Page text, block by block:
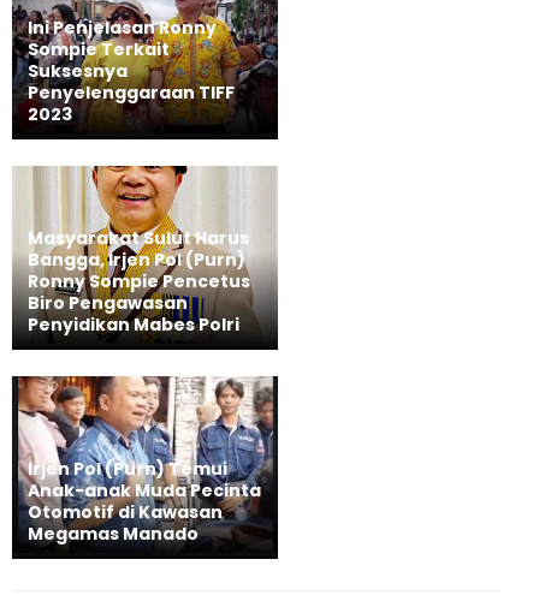
Ini Penjelasan Ronny
Sompie Terkait
Suksesnya
Penyelenggaraan TIFF
2023
Masyarakat Sulut Harus
Bangga, Irjen Pol (Purn)
Ronny Sompie Pencetus
Biro Pengawasan
Penyidikan Mabes Polri
Irjen Pol (Purn) Temui
Anak-anak Muda Pecinta
Otomotif di Kawasan
Megamas Manado